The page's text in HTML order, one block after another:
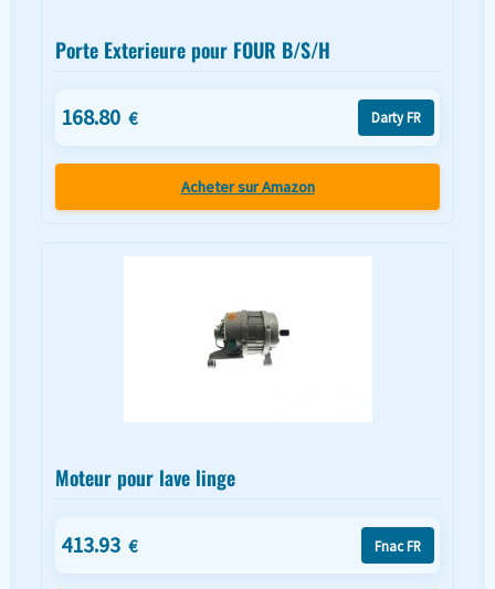
Porte Exterieure pour FOUR B/S/H
168.80 € Darty FR
Acheter sur Amazon
Moteur pour lave linge
413.93 € Fnac FR